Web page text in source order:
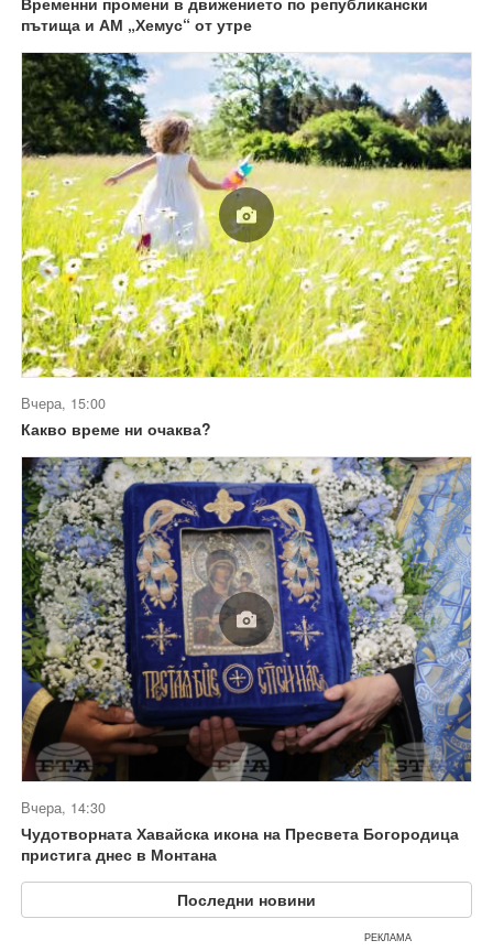
пътища и АМ „Хемус“ от утре
Вчера, 15:00
Какво време ни очаква?
Вчера, 14:30
Чудотворната Хавайска икона на Пресвета Богородица
пристига днес в Монтана
Последни новини
РЕКЛАМА